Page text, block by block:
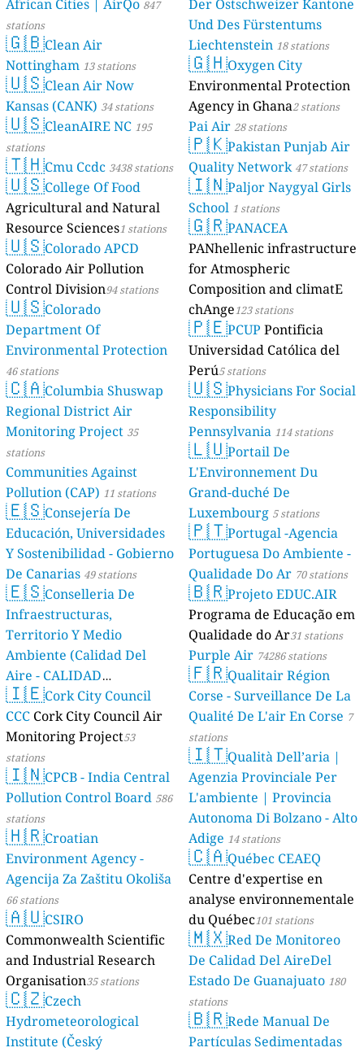
African Cities | AirQo 847
stations
🇬🇧Clean Air
Nottingham 13 stations
🇺🇸Clean Air Now
Kansas (CANK) 34 stations
🇺🇸CleanAIRE NC 195
stations
🇹🇭Cmu Ccdc 3438 stations
🇺🇸College Of Food
Agricultural and Natural
Resource Sciences1 stations
🇺🇸Colorado APCD
Colorado Air Pollution
Control Division94 stations
🇺🇸Colorado
Department Of
Environmental Protection
46 stations
🇨🇦Columbia Shuswap
Regional District Air
Monitoring Project 35
stations
Communities Against
Pollution (CAP) 11 stations
🇪🇸Consejería De
Educación, Universidades
Y Sostenibilidad - Gobierno
De Canarias 49 stations
🇪🇸Conselleria De
Infraestructuras,
Territorio Y Medio
Ambiente (Calidad Del
Aire - CALIDAD
AMBIENTAL) 23 stations
🇮🇪Cork City Council
CCC Cork City Council Air
Monitoring Project53
stations
🇮🇳CPCB - India Central
Pollution Control Board 586
stations
🇭🇷Croatian
Environment Agency -
Agencija Za Zaštitu Okoliša
66 stations
🇦🇺CSIRO
Commonwealth Scientific
and Industrial Research
Organisation35 stations
🇨🇿Czech
Hydrometeorological
Institute (Český
Der Ostschweizer Kantone
Und Des Fürstentums
Liechtenstein 18 stations
🇬🇭Oxygen City
Environmental Protection
Agency in Ghana2 stations
Pai Air 28 stations
🇵🇰Pakistan Punjab Air
Quality Network 47 stations
🇮🇳Paljor Naygyal Girls
School 1 stations
🇬🇷PANACEA
PANhellenic infrastructure
for Atmospheric
Composition and climatE
chAnge123 stations
🇵🇪PCUP Pontificia
Universidad Católica del
Perú5 stations
🇺🇸Physicians For Social
Responsibility
Pennsylvania 114 stations
🇱🇺Portail De
L'Environnement Du
Grand-duché De
Luxembourg 5 stations
🇵🇹Portugal -Agencia
Portuguesa Do Ambiente -
Qualidade Do Ar 70 stations
🇧🇷Projeto EDUC.AIR
Programa de Educação em
Qualidade do Ar31 stations
Purple Air 74286 stations
🇫🇷Qualitair Région
Corse - Surveillance De La
Qualité De L'air En Corse 7
stations
🇮🇹Qualità Dell’aria |
Agenzia Provinciale Per
L'ambiente | Provincia
Autonoma Di Bolzano - Alto
Adige 14 stations
🇨🇦Québec CEAEQ
Centre d'expertise en
analyse environnementale
du Québec101 stations
🇲🇽Red De Monitoreo
De Calidad Del AireDel
Estado De Guanajuato 180
stations
🇧🇷Rede Manual De
Partículas Sedimentadas